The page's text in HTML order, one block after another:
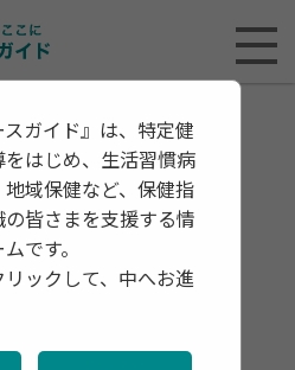
スガイド』は、特定健
はじめ、生活習慣病
域保健など、保健指
皆さまを支援する情
です。
ックして、中へお進